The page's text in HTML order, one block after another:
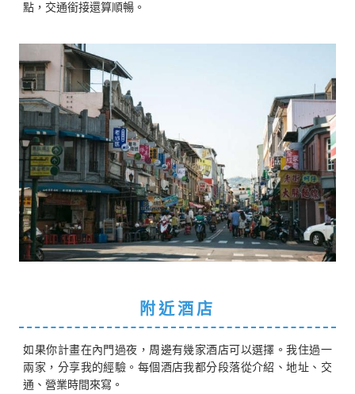
點，交通銜接還算順暢。
附近酒店
如果你計畫在內門過夜，周邊有幾家酒店可以選擇。我住過一
兩家，分享我的經驗。每個酒店我都分段落從介紹、地址、交
通、營業時間來寫。